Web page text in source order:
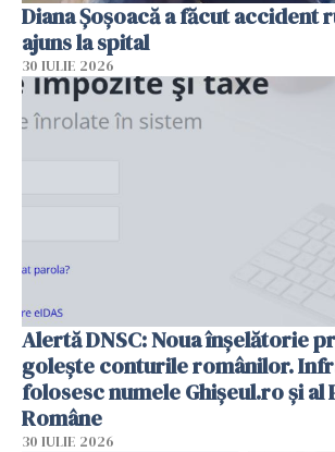
Diana Șoșoacă a făcut accident
ajuns la spital
30 IULIE 2026
Alertă DNSC: Noua înșelătorie
golește conturile românilor.
folosesc numele Ghișeul.ro și al
Române
30 IULIE 2026